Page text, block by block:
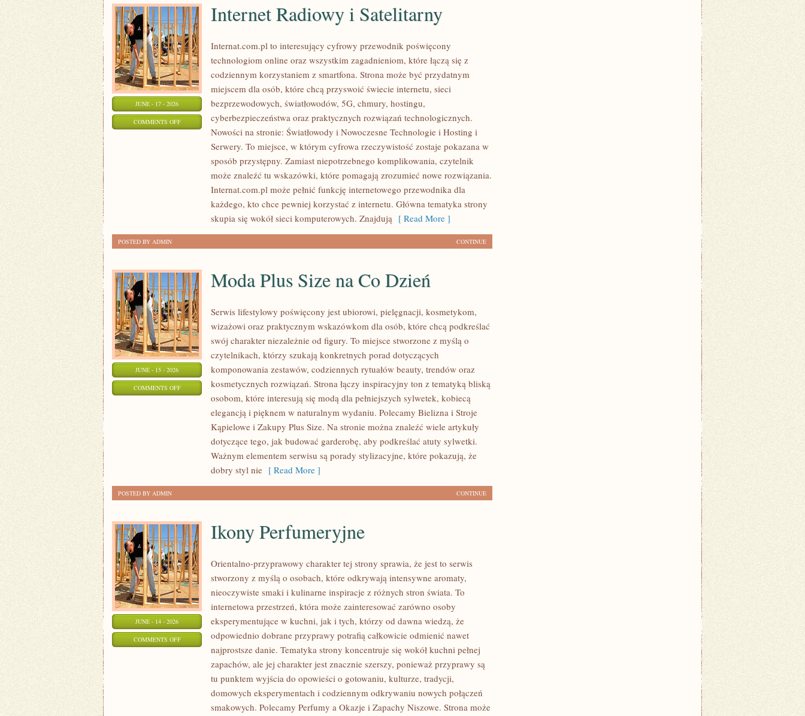
JUNE - 17 - 2026
COMMENTS OFFON
SATELITARNY
Internet Radiowy i Satelitarny
Internat.com.pl to interesujący cyfrowy przewodnik poświęcony
technologiom online oraz wszystkim zagadnieniom, które łączą się z
codziennym korzystaniem z smartfona. Strona może być przydatnym
miejscem dla osób, które chcą przyswoić świecie internetu, sieci
bezprzewodowych, światłowodów, 5G, chmury, hostingu,
cyberbezpieczeństwa oraz praktycznych rozwiązań technologicznych.
Nowości na stronie: Światłowody i Nowoczesne Technologie i Hosting i
Serwery. To miejsce, w którym cyfrowa rzeczywistość zostaje pokazana w
sposób przystępny. Zamiast niepotrzebnego komplikowania, czytelnik
może znaleźć tu wskazówki, które pomagają zrozumieć nowe rozwiązania.
Internat.com.pl może pełnić funkcję internetowego przewodnika dla
każdego, kto chce pewniej korzystać z internetu. Główna tematyka strony
skupia się wokół sieci komputerowych. Znajdują [ Read More ]
CONTINUE
POSTED BY ADMIN
JUNE - 15 - 2026
COMMENTS OFFON
Moda Plus Size na Co Dzień
Serwis lifestylowy poświęcony jest ubiorowi, pielęgnacji, kosmetykom,
wizażowi oraz praktycznym wskazówkom dla osób, które chcą podkreślać
swój charakter niezależnie od figury. To miejsce stworzone z myślą o
czytelnikach, którzy szukają konkretnych porad dotyczących
komponowania zestawów, codziennych rytuałów beauty, trendów oraz
kosmetycznych rozwiązań. Strona łączy inspiracyjny ton z tematyką bliską
osobom, które interesują się modą dla pełniejszych sylwetek, kobiecą
elegancją i pięknem w naturalnym wydaniu. Polecamy Bielizna i Stroje
Kąpielowe i Zakupy Plus Size. Na stronie można znaleźć wiele artykuły
dotyczące tego, jak budować garderobę, aby podkreślać atuty sylwetki.
Ważnym elementem serwisu są porady stylizacyjne, które pokazują, że
dobry styl nie [ Read More ]
CONTINUE
POSTED BY ADMIN
JUNE - 14 - 2026
COMMENTS OFFON
PERFUMERYJNE
Ikony Perfumeryjne
Orientalno-przyprawowy charakter tej strony sprawia, że jest to serwis
stworzony z myślą o osobach, które odkrywają intensywne aromaty,
nieoczywiste smaki i kulinarne inspiracje z różnych stron świata. To
internetowa przestrzeń, która może zainteresować zarówno osoby
eksperymentujące w kuchni, jak i tych, którzy od dawna wiedzą, że
odpowiednio dobrane przyprawy potrafią całkowicie odmienić nawet
najprostsze danie. Tematyka strony koncentruje się wokół kuchni pełnej
zapachów, ale jej charakter jest znacznie szerszy, ponieważ przyprawy są
tu punktem wyjścia do opowieści o gotowaniu, kulturze, tradycji,
domowych eksperymentach i codziennym odkrywaniu nowych połączeń
smakowych. Polecamy Perfumy a Okazje i Zapachy Niszowe. Strona może